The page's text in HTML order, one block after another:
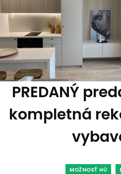
PREDANÝ
kompletná
MOŽNOSŤ HÚ